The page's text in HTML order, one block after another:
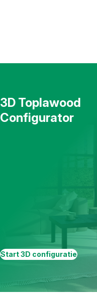
3D Toplawood
Configurator
Start 3D configuratie